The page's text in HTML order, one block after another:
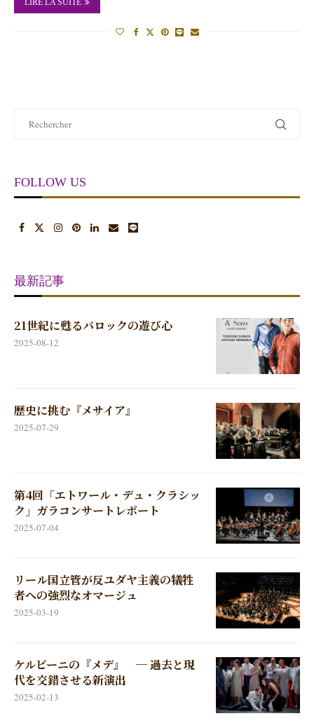
FOLLOW US
最新記事
21世紀に甦るバロックの遊び心
2025-08-12
歴史に挑む『メサイア』
2025-07-29
第4回「エトワール・デュ・クラシッ
ク」ガラコンサートレポート
2025-07-04
リール国立管が反ユダヤ主義の犠牲
者への強烈なオマージュ
2025-03-19
ケルビーニの『メデ』 ─ 過去と現
代を交錯させる新演出
2025-02-13